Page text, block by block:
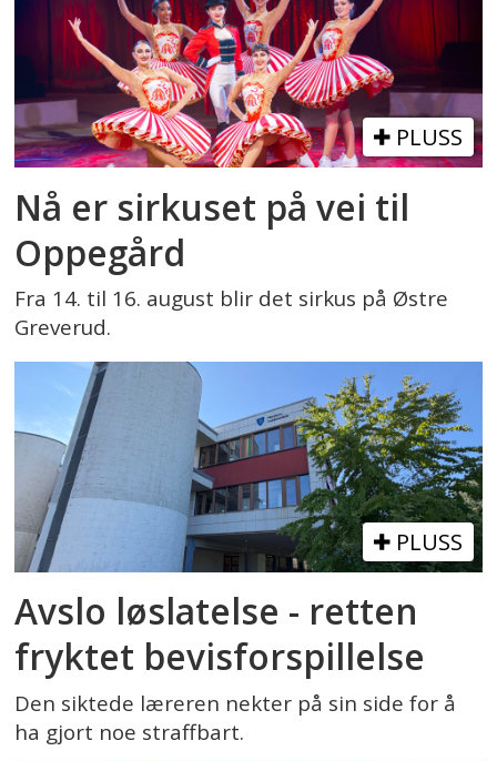
PLUSS
Nå er sirkuset på vei til
Oppegård
Fra 14. til 16. august blir det sirkus på Østre
Greverud.
PLUSS
Avslo løslatelse - retten
fryktet bevisforspillelse
Den siktede læreren nekter på sin side for å
ha gjort noe straffbart.